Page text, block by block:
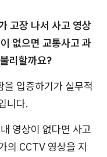
고장 나서 사고 영상
없으면 교통사고 과
리할까요?
입증하기가 실무적
니다.
영상이 없다면 사고
의 CCTV 영상을 지